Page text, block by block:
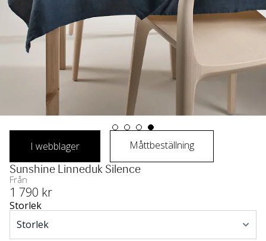
I webblager Måttbeställning
Sunshine Linneduk Silence
Från
1 790 kr
Storlek